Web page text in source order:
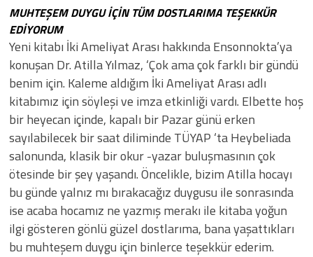
MUHTEŞEM DUYGU İÇİN TÜM DOSTLARIMA TEŞEKKÜR
EDİYORUM
Yeni kitabı İki Ameliyat Arası hakkında Ensonnokta’ya
konuşan Dr. Atilla Yılmaz, ‘Çok ama çok farklı bir gündü
benim için. Kaleme aldığım İki Ameliyat Arası adlı
kitabımız için söyleşi ve imza etkinliği vardı. Elbette hoş
bir heyecan içinde, kapalı bir Pazar günü erken
sayılabilecek bir saat diliminde TÜYAP ‘ta Heybeliada
salonunda, klasik bir okur -yazar buluşmasının çok
ötesinde bir şey yaşandı. Öncelikle, bizim Atilla hocayı
bu günde yalnız mı bırakacağız duygusu ile sonrasında
ise acaba hocamız ne yazmış merakı ile kitaba yoğun
ilgi gösteren gönlü güzel dostlarıma, bana yaşattıkları
bu muhteşem duygu için binlerce teşekkür ederim.